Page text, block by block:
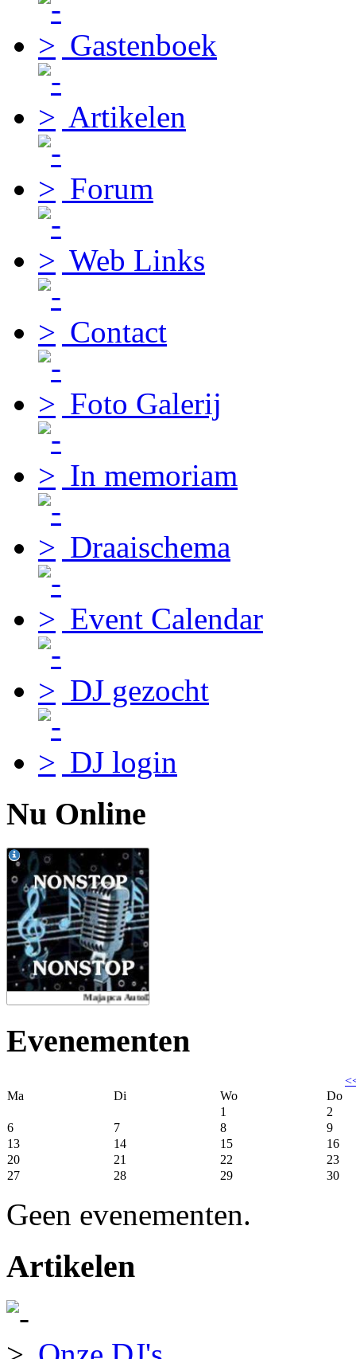
Gastenboek
Artikelen
Forum
Web Links
Contact
Foto Galerij
In memoriam
Draaischema
Event Calendar
DJ gezocht
DJ login
Nu Online
Evenementen
Ma
Di Wo
Do
1
2
6
7 8
9
13
14 15
16
20
21 22
23
27
28 29 30
Geen evenementen.
Artikelen